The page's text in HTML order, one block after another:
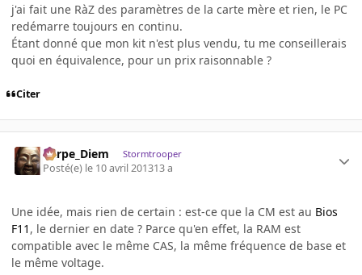
j'ai fait une RàZ des paramètres de la carte mère et rien, le PC
redémarre toujours en continu.
Étant donné que mon kit n'est plus vendu, tu me conseillerais
quoi en équivalence, pour un prix raisonnable ?
Citer
Carpe_Diem Stormtrooper
Posté(e) le 10 avril 201313 a
Une idée, mais rien de certain : est-ce que la CM est au Bios
F11 , le dernier en date ? Parce qu'en effet, la RAM est
compatible avec le même CAS, la même fréquence de base et
le même voltage.